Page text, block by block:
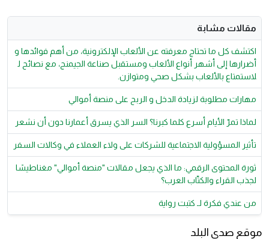
مقالات مشابة
اكتشف كل ما تحتاج معرفته عن الألعاب الإلكترونية، من أهم فوائدها و
أضرارها إلى أشهر أنواع الألعاب ومستقبل صناعة الجيمنج، مع نصائح ل
لاستمتاع بالألعاب بشكل صحي ومتوازن.
مهارات مطلوبة لزيادة الدخل و الربح على منصة أموالي
لماذا تمرّ الأيام أسرع كلما كبرنا؟ السر الذي يسرق أعمارنا دون أن نشعر
تأثير المسؤولية الاجتماعية للشركات على ولاء العملاء في وكالات السفر
ثورة المحتوى الرقمي: ما الذي يجعل مقالات "منصة أموالي" مغناطيسًا
لجذب القراء والكتّاب العرب؟
من عندي فكرة لـ كتبت رواية
موقع صدي البلد